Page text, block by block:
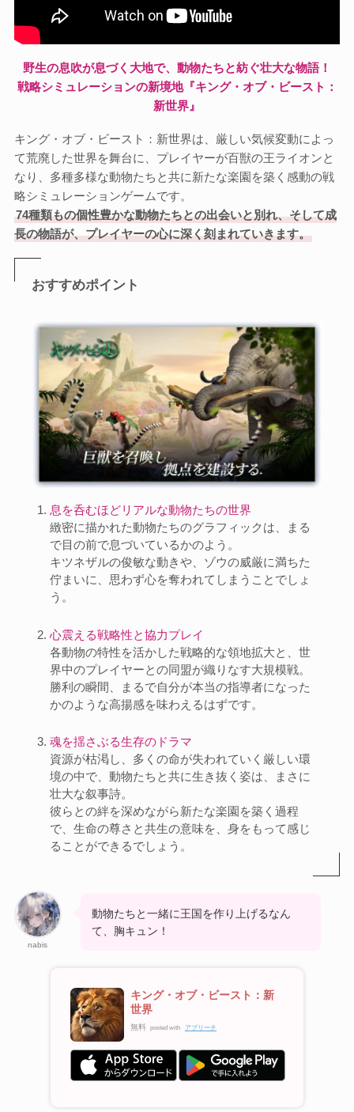
野生の息吹が息づく大地で、動物たちと紡ぐ壮大な物語！
戦略シミュレーションの新境地『キング・オブ・ビースト：
新世界』
キング・オブ・ビースト：新世界は、厳しい気候変動によっ
て荒廃した世界を舞台に、プレイヤーが百獣の王ライオンと
なり、多種多様な動物たちと共に新たな楽園を築く感動の戦
略シミュレーションゲームです。
74種類もの個性豊かな動物たちとの出会いと別れ、そして成
長の物語が、プレイヤーの心に深く刻まれていきます。
おすすめポイント
息を呑むほどリアルな動物たちの世界
緻密に描かれた動物たちのグラフィックは、まる
で目の前で息づいているかのよう。
キツネザルの俊敏な動きや、ゾウの威厳に満ちた
佇まいに、思わず心を奪われてしまうことでしょ
う。
心震える戦略性と協力プレイ
各動物の特性を活かした戦略的な領地拡大と、世
界中のプレイヤーとの同盟が織りなす大規模戦。
勝利の瞬間、まるで自分が本当の指導者になった
かのような高揚感を味わえるはずです。
魂を揺さぶる生存のドラマ
資源が枯渇し、多くの命が失われていく厳しい環
境の中で、動物たちと共に生き抜く姿は、まさに
壮大な叙事詩。
彼らとの絆を深めながら新たな楽園を築く過程
で、生命の尊さと共生の意味を、身をもって感じ
ることができるでしょう。
nabis
動物たちと一緒に王国を作り上げるなん
て、胸キュン！
キング・オブ・ビースト：新
世界
無料 posted with アプリーチ